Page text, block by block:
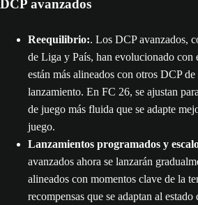
DCP avanzados
Reequilibrio:. Los DCP avanzados,
de Liga y País, han evolucionado con
están más alineados con otros DCP
lanzamiento. En FC 26, se ajustan
de juego más fluida que se adapte
juego.
Lanzamientos programados y
avanzados ahora se lanzarán
alineados con momentos clave de la
recompensas que se adaptan al